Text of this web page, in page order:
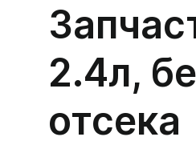
2.4л,
отсека